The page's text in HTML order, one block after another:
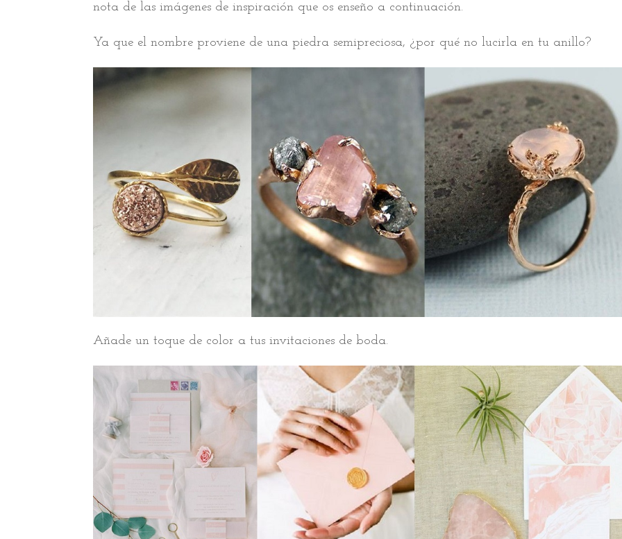
nota de las imágenes de inspiración que os enseño a continuación.
Ya que el nombre proviene de una piedra semipreciosa, ¿por qué no lucirla en tu anillo?
Añade un toque de color a tus invitaciones de boda.